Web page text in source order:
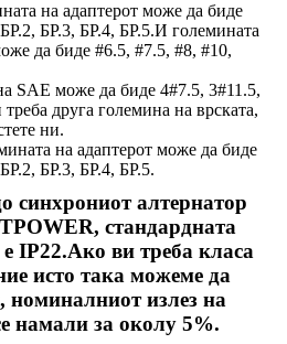
на адаптерот може да биде
БР.3, БР.4, БР.5.И големината
да биде #6.5, #7.5, #8, #10,
SAE може да биде 4#7.5, 3#11.5,
друга големина на врската,
ни.
на адаптерот може да биде
БР.3, БР.4, БР.5.
синхрониот алтернатор
стандардната
IP22.Ако ви треба класа
исто така можеме да
номиналниот излез на
намали за околу 5%.